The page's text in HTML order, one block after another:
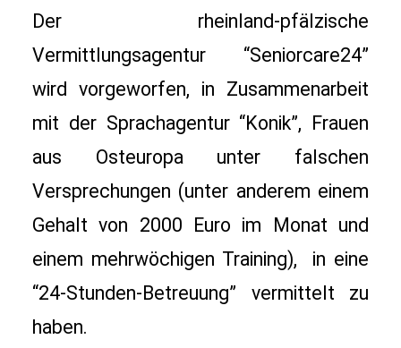
Der rheinland-pfälzische
Vermittlungsagentur “Seniorcare24”
wird vorgeworfen, in Zusammenarbeit
mit der Sprachagentur “Konik”, Frauen
aus Osteuropa unter falschen
Versprechungen (unter anderem einem
Gehalt von 2000 Euro im Monat und
einem mehrwöchigen Training),  in eine
“24-Stunden-Betreuung” vermittelt zu
haben.